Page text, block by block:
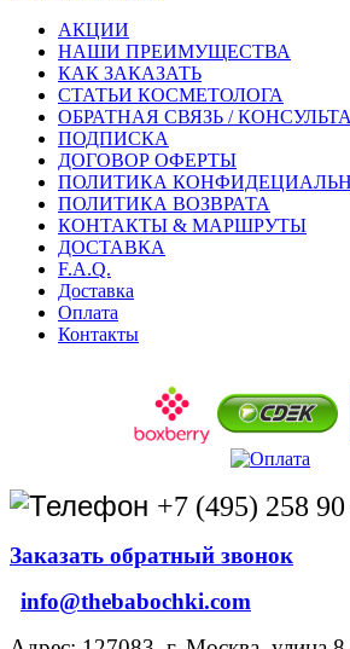
АКЦИИ
НАШИ ПРЕИМУЩЕСТВА
КАК ЗАКАЗАТЬ
СТАТЬИ КОСМЕТОЛОГА
ОБРАТНАЯ СВЯЗЬ /
ПОДПИСКА
ДОГОВОР ОФЕРТЫ
ПОЛИТИКА
ПОЛИТИКА ВОЗВРАТА
КОНТАКТЫ & МАРШРУТЫ
ДОСТАВКА
F.A.Q.
Доставка
Оплата
Контакты
+7 (495) 258
Заказать обратный звонок
info@thebabochki.com